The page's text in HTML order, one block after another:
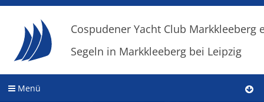
Cospudener Yacht Club Markkleeberg
Segeln in Markkleeberg bei Leipzig
Menü